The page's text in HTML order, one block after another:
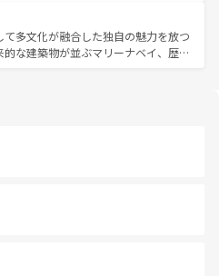
温暖で、どの季節にも異なる楽しみ
みやすいタイの人々、仏教を中心とし
観光資源が、訪れる旅人を魅了し続
動するはず。観光スポットが密集し
どころを回れるのも魅力。息をのむよ
体験まで、香港を存分に楽しみ尽く
て多文化が融合した独自の魅力を放つ
な建築物が並ぶマリーナベイ、歴史
の風情を楽しめる外せないスポット